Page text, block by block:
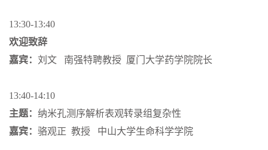
13:30-13:40
欢迎致辞
嘉宾： 刘文 南强特聘教授 厦门大学药学院院长
13:40-14:10
主题： 纳米孔测序解析表观转录组复杂性
嘉宾： 骆观正 教授 中山大学生命科学学院